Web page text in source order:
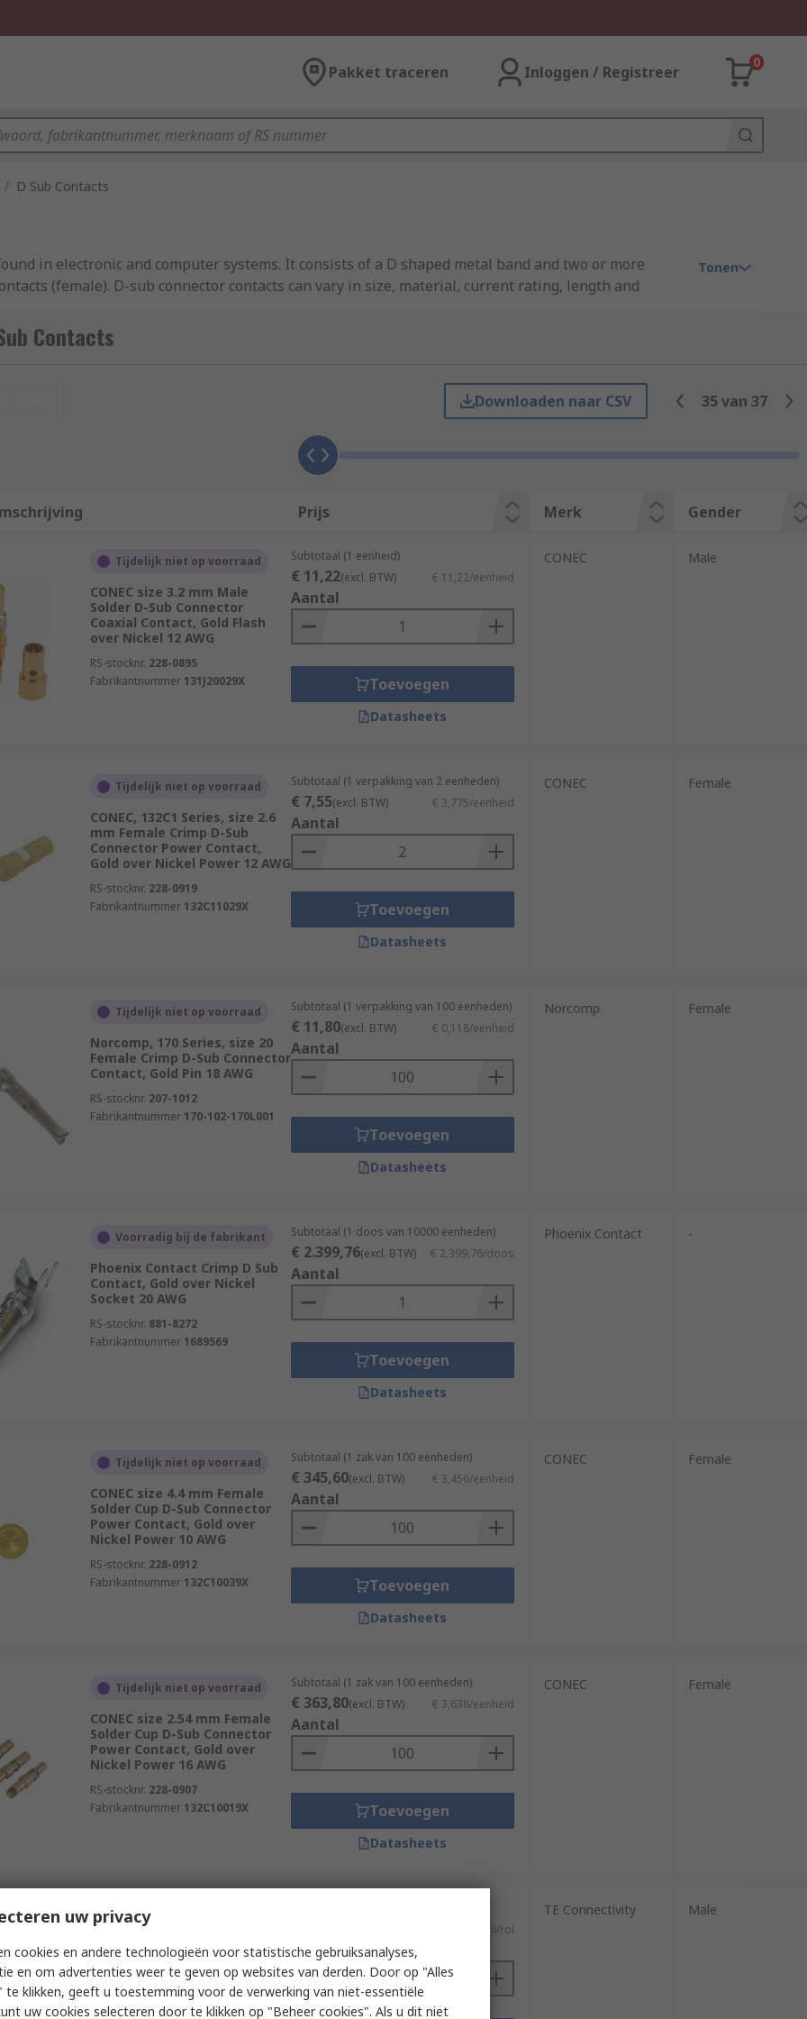
Pakket traceren Inloggen / Registreer
0
/ D Sub Contacts
in electronic and computer systems. It consists of a D shaped metal band and two or more
(female). D-sub connector contacts can vary in size, material, current rating, length and
These are assembled by inserting a stripped wire end into the cavity at the rear of the contact.
to the destination across the D–sub connection.
in place. Contacts can be replaced if damaged or if the application of the D-sub connector is to be
contacts. The material of the D-sub connector contact can be changed if the robustness or
Tonen
Contacts
Downloaden naar CSV 35 van 37
Prijs Merk Gender
Tijdelijk niet op voorraad
CONEC size 3.2 mm Male
Solder D-Sub Connector
Coaxial Contact, Gold Flash
over Nickel 12 AWG
RS-stocknr. 228-0895
Fabrikantnummer 131J20029X
Subtotaal (1 eenheid)
€ 11,22(excl. BTW) € 11,22/eenheid
Aantal
Toevoegen
Datasheets
CONEC Male
Tijdelijk niet op voorraad
CONEC, 132C1 Series, size 2.6
mm Female Crimp D-Sub
Connector Power Contact,
Gold over Nickel Power 12 AWG
RS-stocknr. 228-0919
Fabrikantnummer 132C11029X
Subtotaal (1 verpakking van 2 eenheden)
€ 7,55(excl. BTW) € 3,775/eenheid
Aantal
Toevoegen
Datasheets
CONEC Female
Tijdelijk niet op voorraad
Norcomp, 170 Series, size 20
Female Crimp D-Sub Connector
Contact, Gold Pin 18 AWG
RS-stocknr. 207-1012
Fabrikantnummer 170-102-170L001
Subtotaal (1 verpakking van 100 eenheden)
€ 11,80(excl. BTW) € 0,118/eenheid
Aantal
Toevoegen
Datasheets
Norcomp Female
Voorradig bij de fabrikant
Phoenix Contact Crimp D Sub
Contact, Gold over Nickel
Socket 20 AWG
RS-stocknr. 881-8272
Fabrikantnummer 1689569
Subtotaal (1 doos van 10000 eenheden)
€ 2.399,76(excl. BTW) € 2.399,76/doos
Aantal
Toevoegen
Datasheets
Phoenix Contact -
Tijdelijk niet op voorraad
CONEC size 4.4 mm Female
Solder Cup D-Sub Connector
Power Contact, Gold over
Nickel Power 10 AWG
RS-stocknr. 228-0912
Fabrikantnummer 132C10039X
Subtotaal (1 zak van 100 eenheden)
€ 345,60(excl. BTW) € 3,456/eenheid
Aantal
Toevoegen
Datasheets
CONEC Female
Tijdelijk niet op voorraad
CONEC size 2.54 mm Female
Solder Cup D-Sub Connector
Power Contact, Gold over
Nickel Power 16 AWG
RS-stocknr. 228-0907
Fabrikantnummer 132C10019X
Subtotaal (1 zak van 100 eenheden)
€ 363,80(excl. BTW) € 3,638/eenheid
Aantal
Toevoegen
Datasheets
CONEC Female
Momenteel niet beschikbaar
TE Connectivity, 2052 Series,
size 20 Male Crimp D-Sub
Connector Contact, Gold Flash
Signal 24 AWG
RS-stocknr.474-399
€ 1.337,96/rol
Aantal
TE Connectivity Male
uw privacy
cookies en andere technologieën voor statistische gebruiksanalyses,
en om advertenties weer te geven op websites van derden. Door op "Alles
te klikken, geeft u toestemming voor de verwerking van niet-essentiële
uw cookies selecteren door te klikken op "Beheer cookies". Als u dit niet